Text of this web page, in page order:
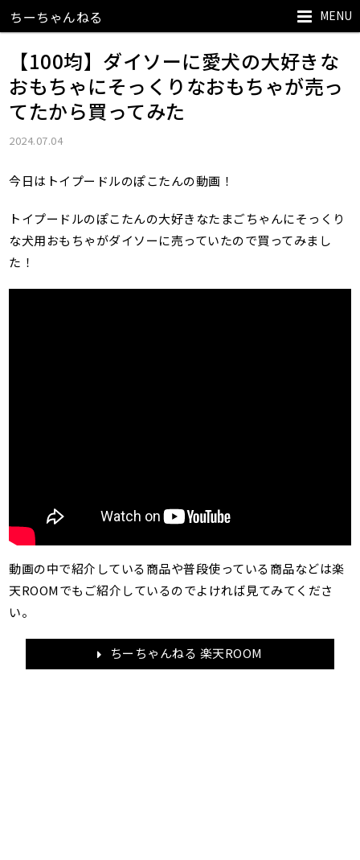
MENU
ちーちゃんねる
【100均】ダイソーに愛犬の大好きな
おもちゃにそっくりなおもちゃが売っ
てたから買ってみた
2024.07.04
今日はトイプードルのぽこたんの動画！
トイプードルのぽこたんの大好きなたまごちゃんにそっくり
な犬用おもちゃがダイソーに売っていたので買ってみまし
た！
動画の中で紹介している商品や普段使っている商品などは楽
天ROOMでもご紹介しているのでよければ見てみてくださ
い。
ちーちゃんねる 楽天ROOM